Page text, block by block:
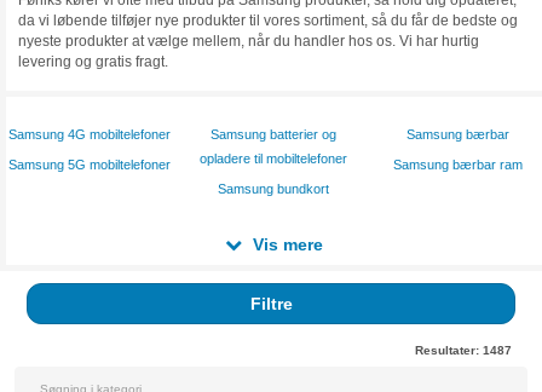
da vi løbende tilføjer nye produkter til vores sortiment, så du får de bedste og
nyeste produkter at vælge mellem, når du handler hos os. Vi har hurtig
levering og gratis fragt.
Samsung 4G mobiltelefoner
Samsung 5G mobiltelefoner
Samsung batterier og
opladere til mobiltelefoner
Samsung bundkort
Samsung bærbar
Samsung bærbar ram
Vis mere
Filtre
Resultater: 1487